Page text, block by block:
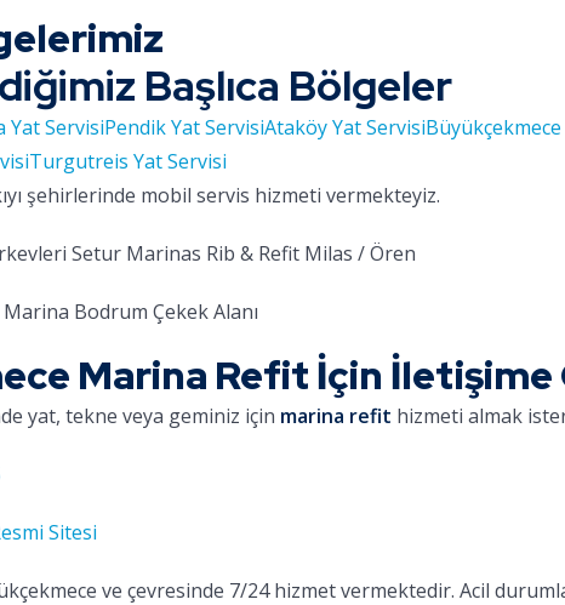
Başlıca Bölgeler
Yat ServisiPendik Yat ServisiAtaköy Yat Servisi
Turgutreis Yat Servisi
şehirlerinde mobil servis hizmeti vermekteyiz.
Setur Marinas Rib & Refit Milas / Ören
Bodrum Çekek Alanı
Marina Refit İçin İletişime
yat, tekne veya geminiz için marina refit hizmeti almak
Sitesi
ve çevresinde 7/24 hizmet vermektedir. Acil